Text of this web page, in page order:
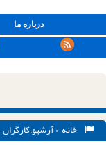
درباره ما
خانه >آرشیو,کارگران